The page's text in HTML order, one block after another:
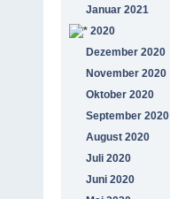
Januar 2021
2020
Dezember 2020
November 2020
Oktober 2020
September 2020
August 2020
Juli 2020
Juni 2020